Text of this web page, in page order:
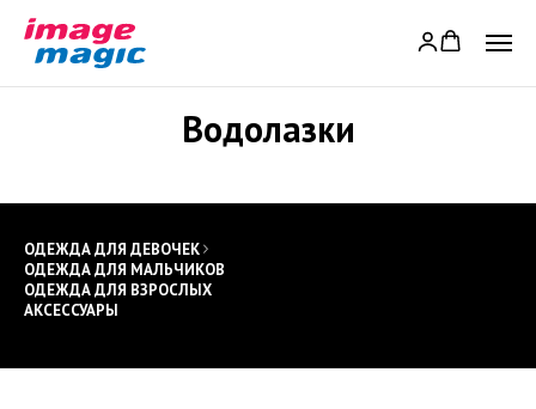
Водолазки
ОДЕЖДА ДЛЯ ДЕВОЧЕК
ОДЕЖДА ДЛЯ МАЛЬЧИКОВ
ОДЕЖДА ДЛЯ ВЗРОСЛЫХ
АКСЕССУАРЫ